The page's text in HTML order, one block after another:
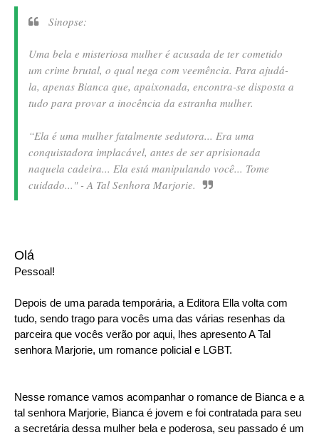
Sinopse:
Uma bela e misteriosa mulher é acusada de ter cometido
um crime brutal, o qual nega com veemência. Para ajudá-
la, apenas Bianca que, apaixonada, encontra-se disposta a
tudo para provar a inocência da estranha mulher.
“Ela é uma mulher fatalmente sedutora... Era uma
conquistadora implacável, antes de ser aprisionada
naquela cadeira... Ela está manipulando você... Tome
cuidado..." - A Tal Senhora Marjorie.
Olá
Pessoal!
Depois de uma parada temporária, a Editora Ella volta com
tudo, sendo trago para vocês uma das várias resenhas da
parceira que vocês verão por aqui, lhes apresento A Tal
senhora Marjorie, um romance policial e LGBT.
Nesse romance vamos acompanhar o romance de Bianca e a
tal senhora Marjorie, Bianca é jovem e foi contratada para seu
a secretária dessa mulher bela e poderosa, seu passado é um